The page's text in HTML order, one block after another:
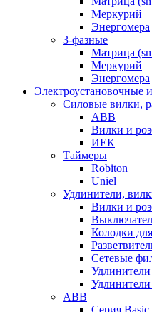
Меркурий
Энергомера
3-фазные
Матрица
Меркурий
Энергомера
Электроустановочные
Силовые вилки,
ABB
Вилки и
ИЕК
Таймеры
Robiton
Uniel
Удлинители,
Вилки и
Колодки
Сетевые
Удлинители
ABB
Серия Basic